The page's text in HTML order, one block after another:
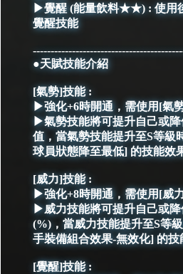
▶覺醒 (能量飲料★★) : 使用
覺醒技能
●天賦技能介紹
[氣勢]技能 :
▶強化+6時開通，需使用[氣
▶氣勢技能將可提升自己或
值，當氣勢技能提升至S等級
球員狀態降至最低] 的技能效
[威力]技能 :
▶強化+8時開通，需使用[威
▶威力技能將可提升自己或
(%)，當威力技能提升至S等
手裝備組合效果-無效化] 的技
[覺醒]技能 :